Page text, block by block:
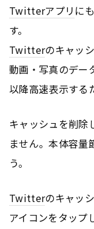
Twitterアプリ に
す。
Twitterのキャッ
動画・写真のデー
以降高速表示する
キャッシュを削除
ません。本体容量
う。
Twitterのキャッ
アイコンをタップ